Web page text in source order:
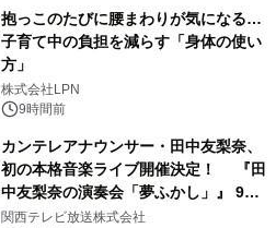
抱っこのたびに腰まわりが気になる…
子育て中の負担を減らす「身体の使い
方」
株式会社LPN
9時間前
カンテレアナウンサー・田中友梨奈、
初の本格音楽ライブ開催決定！ 『田
中友梨奈の演奏会「夢ふかし」』 9月
13日(日)に梅田Lateralにて開催
関西テレビ放送株式会社